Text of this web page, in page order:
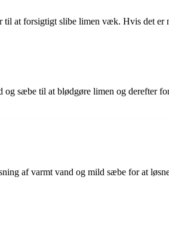
at forsigtigt slibe limen væk. Hvis det
sæbe til at blødgøre limen og derefter
af varmt vand og mild sæbe for at